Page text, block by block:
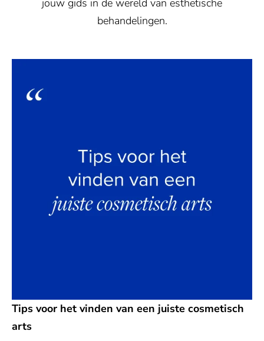
jouw gids in de wereld van esthetische
behandelingen.
Tips voor het vinden van een juiste cosmetisch
arts